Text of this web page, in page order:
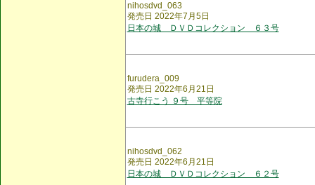
nihosdvd_063
発売日 2022年7月5日
日本の城 ＤＶＤコレクション ６３号
furudera_009
発売日 2022年6月21日
古寺行こう ９号 平等院
nihosdvd_062
発売日 2022年6月21日
日本の城 ＤＶＤコレクション ６２号